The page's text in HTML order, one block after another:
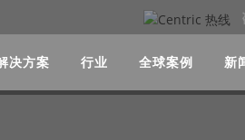
决方案 行业 全球案例 新